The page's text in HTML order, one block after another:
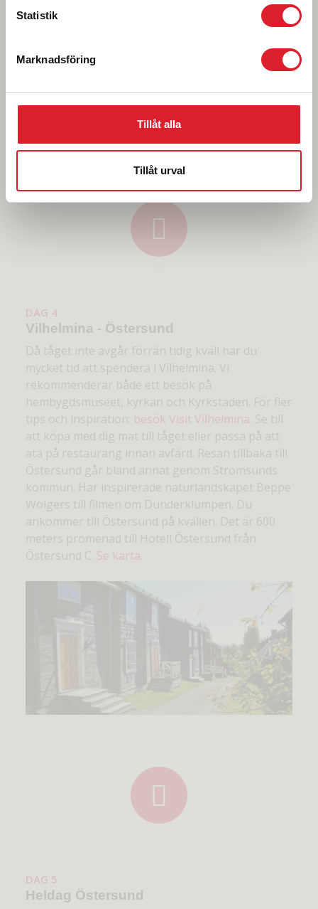
Statistik
Marknadsföring
Tillåt alla
Tillåt urval
DAG 4
Vilhelmina - Östersund
Då tåget inte avgår förrän tidig kväll har du
mycket tid att spendera i Vilhelmina. Vi
rekommenderar både ett besök på
hembygdsmuseet, kyrkan och Kyrkstaden. För fler
tips och inspiration: besök Visit Vilhelmina. Se till
att köpa med dig mat till tåget eller passa på att
äta på restaurang innan avfärd. Resan tillbaka till
Östersund går bland annat genom Strömsunds
kommun. Här inspirerade naturlandskapet Beppe
Wolgers till filmen om Dunderklumpen. Du
ankommer till Östersund på kvällen. Det är 600
meters promenad till Hotell Östersund från
Östersund C. Se karta.
DAG 5
Heldag Östersund